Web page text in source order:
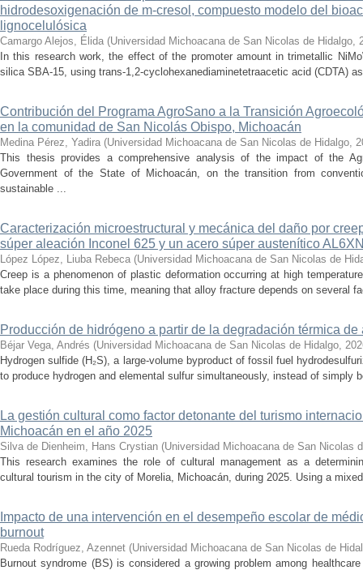
hidrodesoxigenación de m-cresol, compuesto modelo del
lignocelulósica
Camargo Alejos, Élida (Universidad Michoacana de San Nicolas de Hidalgo,
In this research work, the effect of the promoter amount in trimetallic
silica SBA-15, using trans-1,2-cyclohexanediaminetetraacetic acid (CDTA)
Contribución del Programa AgroSano a la Transición
en la comunidad de San Nicolás Obispo, Michoacán
Medina Pérez, Yadira (Universidad Michoacana de San Nicolas de Hidalgo,
This thesis provides a comprehensive analysis of the impact of the
Government of the State of Michoacán, on the transition from
sustainable ...
Caracterización microestructural y mecánica del daño por
súper aleación Inconel 625 y un acero súper austenítico
López López, Liuba Rebeca (Universidad Michoacana de San Nicolas de
Creep is a phenomenon of plastic deformation occurring at high
take place during this time, meaning that alloy fracture depends on several
Producción de hidrógeno a partir de la degradación térmica
Béjar Vega, Andrés (Universidad Michoacana de San Nicolas de Hidalgo,
Hydrogen sulfide (H₂S), a large-volume byproduct of fossil fuel
to produce hydrogen and elemental sulfur simultaneously, instead of simply
La gestión cultural como factor detonante del turismo
Michoacán en el año 2025
Silva de Dienheim, Hans Crystian (Universidad Michoacana de San Nicolas
This research examines the role of cultural management as a
cultural tourism in the city of Morelia, Michoacán, during 2025. Using a
Impacto de una intervención en el desempeño escolar de
burnout
Rueda Rodríguez, Azennet (Universidad Michoacana de San Nicolas de
Burnout syndrome (BS) is considered a growing problem among